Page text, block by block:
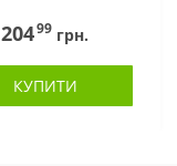
20499 грн.
КУПИТИ